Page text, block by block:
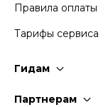
Правила оплаты
Тарифы сервиса
Гидам
Партнерам